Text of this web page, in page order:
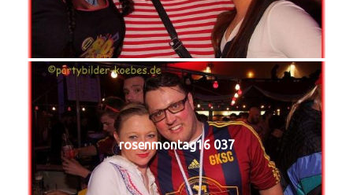
rosenmontag16 037